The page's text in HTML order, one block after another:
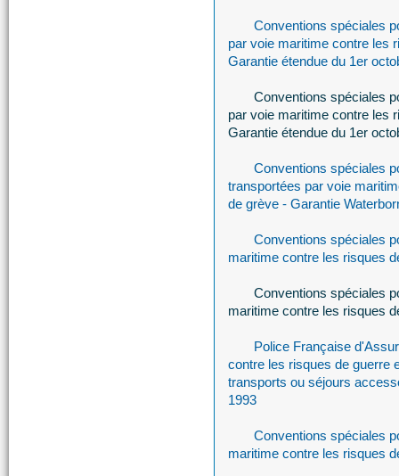
Conventions spéciales
par voie maritime contre les
Garantie étendue du 1er
Conventions spéciales
par voie maritime contre les
Garantie étendue du 1er
Conventions spéciales
transportées par voie
de grève - Garantie
Conventions spéciales
maritime contre les risques
Conventions spéciales
maritime contre les risques
Police Française
contre les risques de guerre
transports ou séjours
1993
Conventions spéciales
maritime contre les risques